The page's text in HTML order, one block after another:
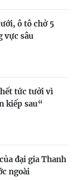
ô tô chở 5
vực sâu
tức tưởi vì
kiếp sau“
đại gia Thanh
ngoài